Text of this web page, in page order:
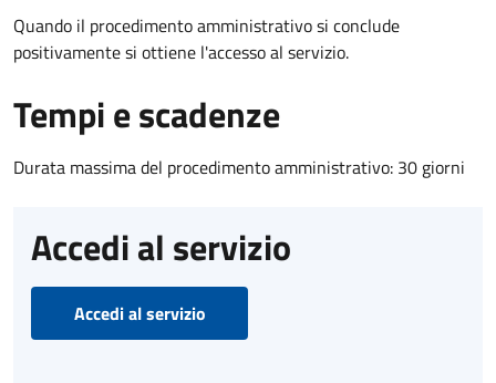
Quando il procedimento amministrativo si conclude
positivamente si ottiene l'accesso al servizio.
Tempi e scadenze
Durata massima del procedimento amministrativo: 30 giorni
Accedi al servizio
Accedi al servizio